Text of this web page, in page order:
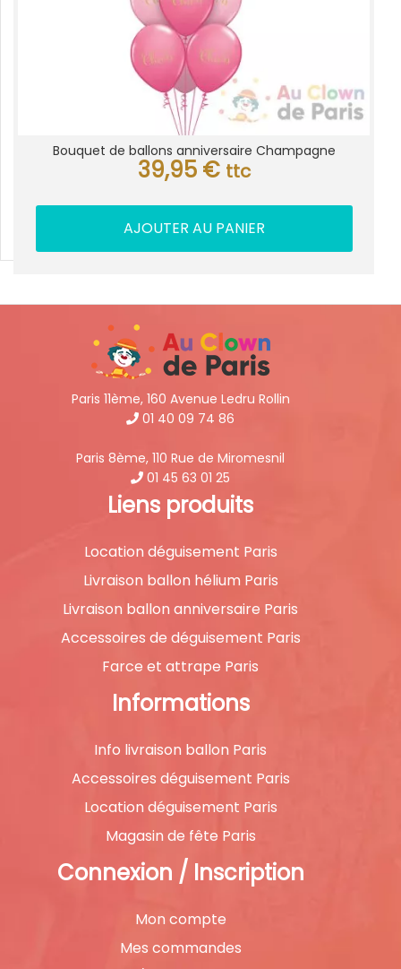
Bouquet de ballons anniversaire Champagne
39,95 € ttc
AJOUTER AU PANIER
Paris 11ème, 160 Avenue Ledru Rollin
01 40 09 74 86
Paris 8ème, 110 Rue de Miromesnil
01 45 63 01 25
Liens produits
Location déguisement Paris
Livraison ballon hélium Paris
Livraison ballon anniversaire Paris
Accessoires de déguisement Paris
Farce et attrape Paris
Informations
Info livraison ballon Paris
Accessoires déguisement Paris
Location déguisement Paris
Magasin de fête Paris
Connexion / Inscription
Mon compte
Mes commandes